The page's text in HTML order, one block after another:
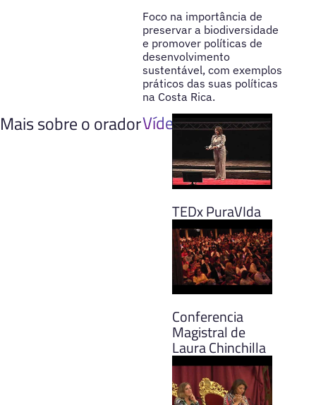
Foco na importância de
preservar a biodiversidade
e promover políticas de
desenvolvimento
sustentável, com exemplos
práticos das suas políticas
na Costa Rica.
Mais sobre o oradorVídeos
TEDx PuraVIda
Conferencia
Magistral de
Laura Chinchilla